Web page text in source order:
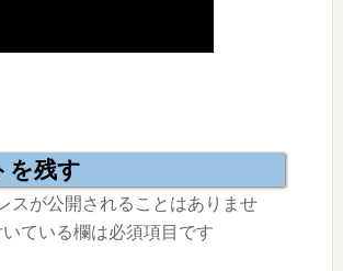
を残す
スが公開されることはありませ
いている欄は必須項目です